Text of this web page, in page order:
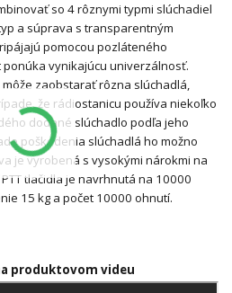
so 4 rôznymi typmi slúchadiel
a súprava s transparentným
pomocou pozláteného
vynikajúcu univerzálnosť.
zaobstarať rôzna slúchadlá,
že rádiostanicu používa niekoľko
dodané slúchadlo podľa jeho
poškodenia slúchadlá ho možno
je vyrobená s vysokými nárokmi na
tlačidla je navrhnutá na 10000
15 kg a počet 10000 ohnutí.
produktovom videu